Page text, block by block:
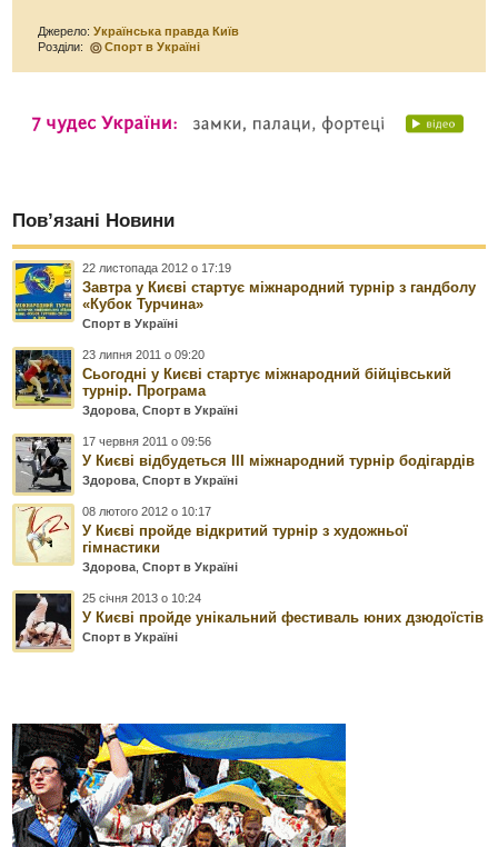
Джерело:Українська правда Київ
Розділи:
Спорт в Україні
Пов’язані Новини
22 листопада 2012 о 17:19
Завтра у Києві стартує міжнародний турнір з гандболу
«Кубок Турчина»
Спорт в Україні
23 липня 2011 о 09:20
Сьогодні у Києві стартує міжнародний бійцівський
турнір. Програма
Здорова,Спорт в Україні
17 червня 2011 о 09:56
У Києві відбудеться ІІІ міжнародний турнір бодігардів
Здорова,Спорт в Україні
08 лютого 2012 о 10:17
У Києві пройде відкритий турнір з художньої
гімнастики
Здорова,Спорт в Україні
25 січня 2013 о 10:24
У Києві пройде унікальний фестиваль юних дзюдоїстів
Спорт в Україні